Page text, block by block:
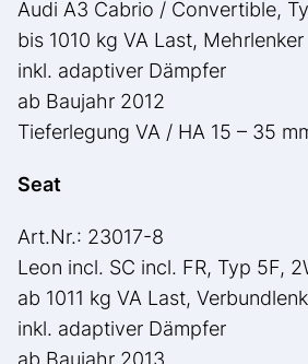
Audi A3 Cabrio / Convertible,
bis 1010 kg VA Last, Mehrlenker
inkl. adaptiver Dämpfer
ab Baujahr 2012
Tieferlegung VA / HA 15 – 35
Seat
Art.Nr.: 23017-8
Leon incl. SC incl. FR, Typ 5F,
ab 1011 kg VA Last,
inkl. adaptiver Dämpfer
ab Baujahr 2013